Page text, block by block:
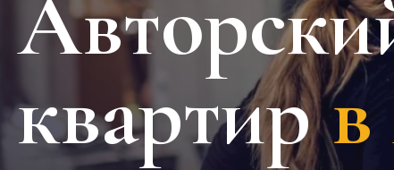
квартир